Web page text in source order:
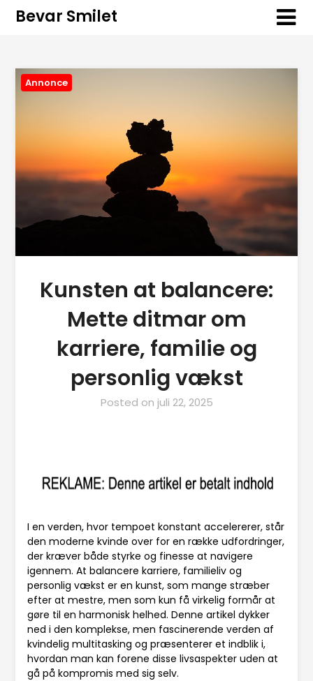
Bevar Smilet
Annonce
Kunsten at balancere:
Mette ditmar om
karriere, familie og
personlig vækst
Posted on juli 22, 2025
I en verden, hvor tempoet konstant accelererer, står
den moderne kvinde over for en række udfordringer,
der kræver både styrke og finesse at navigere
igennem. At balancere karriere, familieliv og
personlig vækst er en kunst, som mange stræber
efter at mestre, men som kun få virkelig formår at
gøre til en harmonisk helhed. Denne artikel dykker
ned i den komplekse, men fascinerende verden af
kvindelig multitasking og præsenterer et indblik i,
hvordan man kan forene disse livsaspekter uden at
gå på kompromis med sig selv.